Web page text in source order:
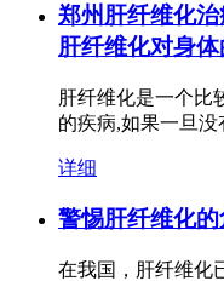
郑州肝纤维化
肝纤维化对身
肝纤维化是一个比
的疾病,如果一旦
详细
警惕肝纤维化
在我国，肝纤维化